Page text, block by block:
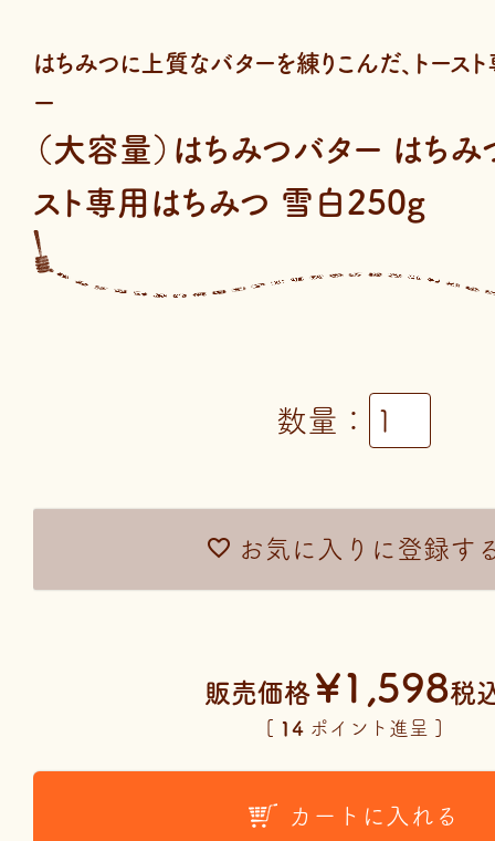
はちみつに上質なバターを練りこんだ、トース
ー
（大容量）はちみつバター はちみ
スト専用はちみつ 雪白250g
お気に入りに登録す
カートに入れる
販売価格 ¥1,598税
[ 14 ポイント進呈 ]